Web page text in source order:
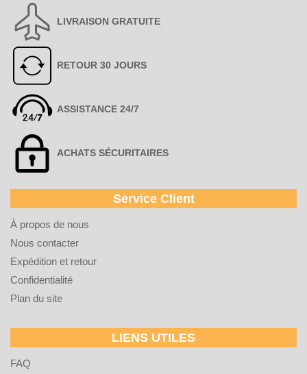
LIVRAISON GRATUITE
RETOUR 30 JOURS
ASSISTANCE 24/7
ACHATS SÉCURITAIRES
Service Client
À propos de nous
Nous contacter
Expédition et retour
Confidentialité
Plan du site
LIENS UTILES
FAQ